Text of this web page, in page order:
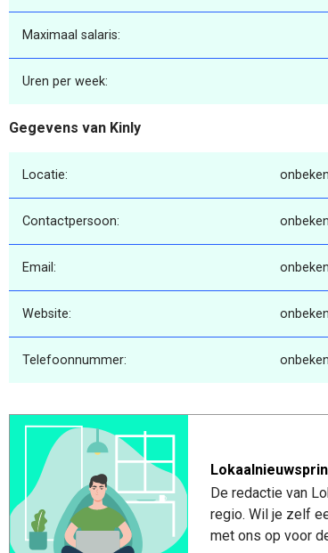
Maximaal salaris:
Uren per week:
Gegevens van Kinly
Locatie:
Contactpersoon:
Email:
Website:
Telefoonnummer:
De redactie van
regio. Wil je zelf
met ons op voor